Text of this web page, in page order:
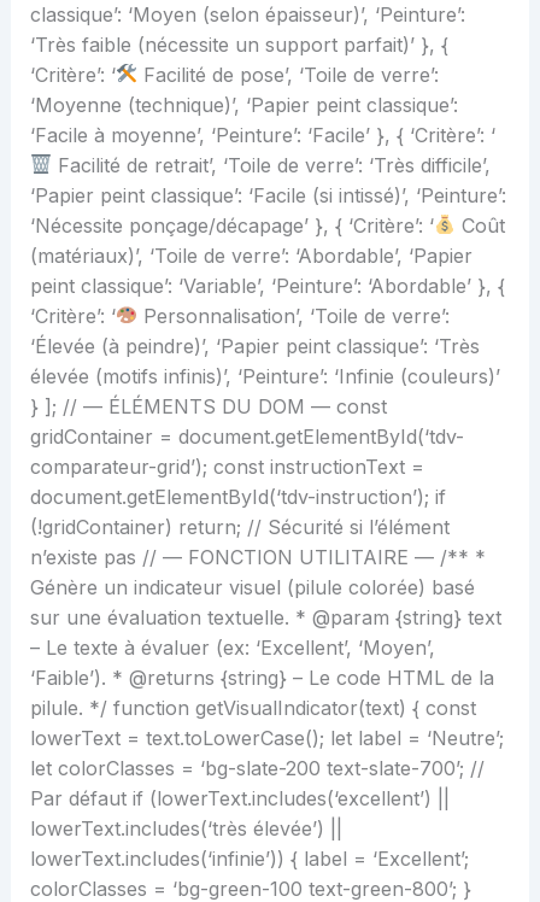
classique’: ‘Moyen (selon épaisseur)’, ‘Peinture’:
‘Très faible (nécessite un support parfait)’ }, {
‘Critère’: ‘
Facilité de pose’, ‘Toile de verre’:
‘Moyenne (technique)’, ‘Papier peint classique’:
‘Facile à moyenne’, ‘Peinture’: ‘Facile’ }, { ‘Critère’: ‘
Facilité de retrait’, ‘Toile de verre’: ‘Très difficile’,
‘Papier peint classique’: ‘Facile (si intissé)’, ‘Peinture’:
‘Nécessite ponçage/décapage’ }, { ‘Critère’: ‘
Coût
(matériaux)’, ‘Toile de verre’: ‘Abordable’, ‘Papier
peint classique’: ‘Variable’, ‘Peinture’: ‘Abordable’ }, {
‘Critère’: ‘
Personnalisation’, ‘Toile de verre’:
‘Élevée (à peindre)’, ‘Papier peint classique’: ‘Très
élevée (motifs infinis)’, ‘Peinture’: ‘Infinie (couleurs)’
} ]; // — ÉLÉMENTS DU DOM — const
gridContainer = document.getElementById(‘tdv-
comparateur-grid’); const instructionText =
document.getElementById(‘tdv-instruction’); if
(!gridContainer) return; // Sécurité si l’élément
n’existe pas // — FONCTION UTILITAIRE — /** *
Génère un indicateur visuel (pilule colorée) basé
sur une évaluation textuelle. * @param {string} text
– Le texte à évaluer (ex: ‘Excellent’, ‘Moyen’,
‘Faible’). * @returns {string} – Le code HTML de la
pilule. */ function getVisualIndicator(text) { const
lowerText = text.toLowerCase(); let label = ‘Neutre’;
let colorClasses = ‘bg-slate-200 text-slate-700’; //
Par défaut if (lowerText.includes(‘excellent’) ||
lowerText.includes(‘très élevée’) ||
lowerText.includes(‘infinie’)) { label = ‘Excellent’;
colorClasses = ‘bg-green-100 text-green-800’; }